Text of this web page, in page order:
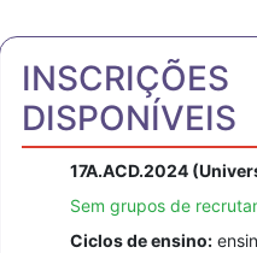
INSCRIÇÕES
DISPONÍVEIS
17A.ACD.2024
Sem grupos de
Ciclos de ensino: